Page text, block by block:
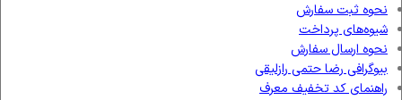
نحوه ثبت سفارش
شیوه‌های پرداخت
نحوه ارسال سفارش
بیوگرافی رضا حتمی رازلیقی
راهنمای کد تخفیف معرف